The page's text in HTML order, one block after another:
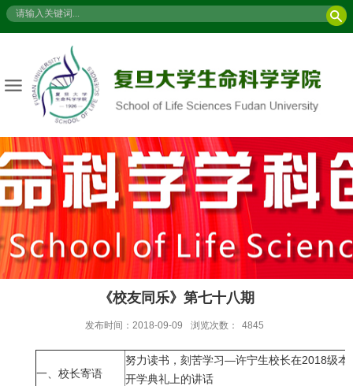
《校友同乐》第七十八期
发布时间：2018-09-09 浏览次数： 4845
一、校长寄语
努力读书，刻苦学习—许宁生校长在2018级本
开学典礼上的讲话